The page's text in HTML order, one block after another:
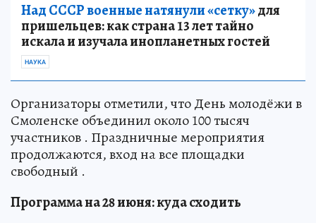
Над СССР военные натянули «сетку»для
пришельцев: как страна 13 лет тайно
искала и изучала инопланетных гостей
НАУКА
Организаторы отметили, что День молодёжи в
Смоленске объединил около 100 тысяч
участников . Праздничные мероприятия
продолжаются, вход на все площадки
свободный .
Программа на 28 июня: куда сходить